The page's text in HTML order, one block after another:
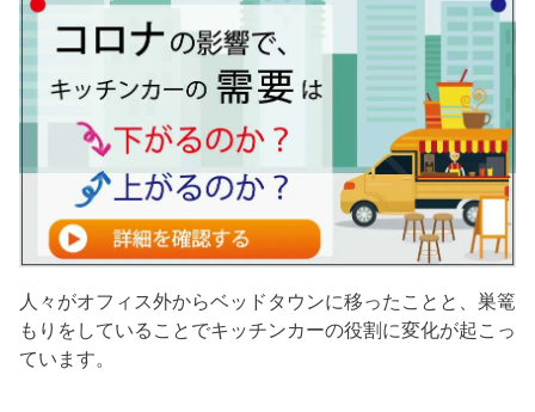
人々がオフィス外からベッドタウンに移ったことと、巣篭
もりをしていることでキッチンカーの役割に変化が起こっ
ています。